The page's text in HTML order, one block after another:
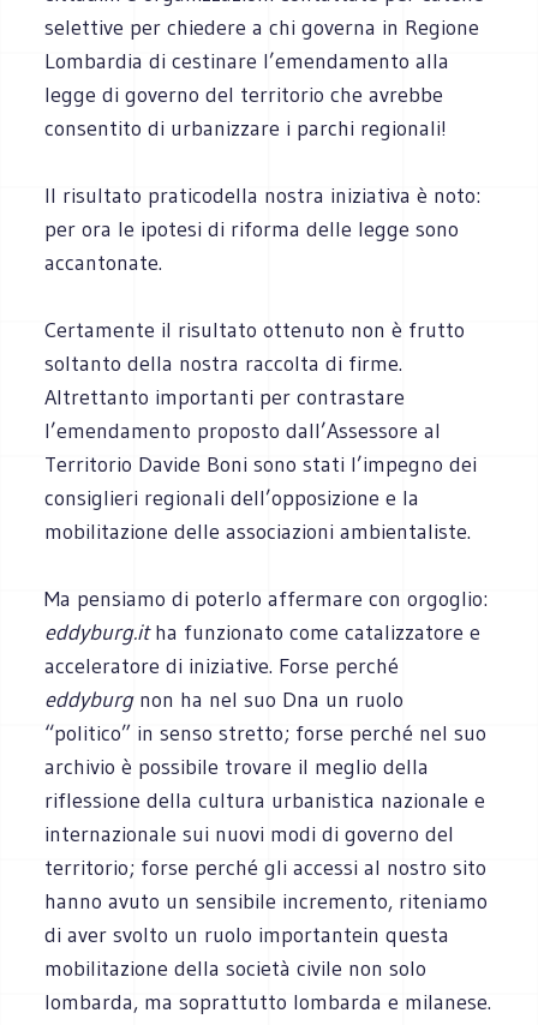
selettive per chiedere a chi governa in Regione
Lombardia di cestinare l’emendamento alla
legge di governo del territorio che avrebbe
consentito di urbanizzare i parchi regionali!
Il risultato praticodella nostra iniziativa è noto:
per ora le ipotesi di riforma delle legge sono
accantonate.
Certamente il risultato ottenuto non è frutto
soltanto della nostra raccolta di firme.
Altrettanto importanti per contrastare
l’emendamento proposto dall’Assessore al
Territorio Davide Boni sono stati l’impegno dei
consiglieri regionali dell’opposizione e la
mobilitazione delle associazioni ambientaliste.
Ma pensiamo di poterlo affermare con orgoglio:
eddyburg.itha funzionato come catalizzatore e
acceleratore di iniziative. Forse perché
eddyburgnon ha nel suo Dna un ruolo
“politico” in senso stretto; forse perché nel suo
archivio è possibile trovare il meglio della
riflessione della cultura urbanistica nazionale e
internazionale sui nuovi modi di governo del
territorio; forse perché gli accessi al nostro sito
hanno avuto un sensibile incremento, riteniamo
di aver svolto un ruolo importantein questa
mobilitazione della società civile non solo
lombarda, ma soprattutto lombarda e milanese.